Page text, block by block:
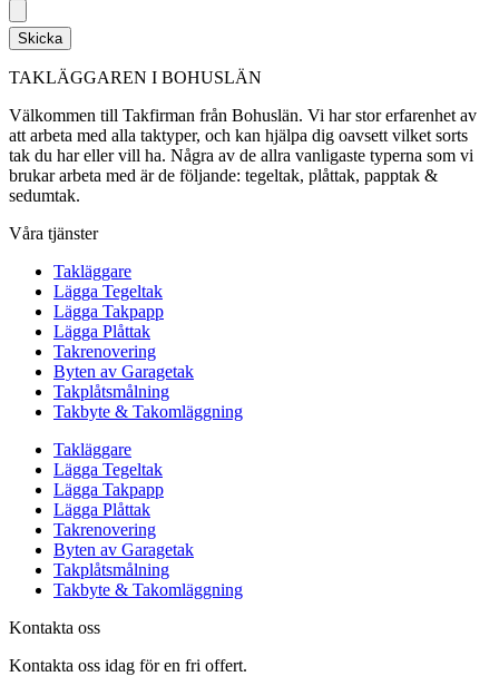
Skicka
TAKLÄGGAREN I BOHUSLÄN
Välkommen till Takfirman från Bohuslän. Vi har stor erfarenhet av
att arbeta med alla taktyper, och kan hjälpa dig oavsett vilket sorts
tak du har eller vill ha. Några av de allra vanligaste typerna som vi
brukar arbeta med är de följande: tegeltak, plåttak, papptak &
sedumtak.
Våra tjänster
Takläggare
Lägga Tegeltak
Lägga Takpapp
Lägga Plåttak
Takrenovering
Byten av Garagetak
Takplåtsmålning
Takbyte & Takomläggning
Takläggare
Lägga Tegeltak
Lägga Takpapp
Lägga Plåttak
Takrenovering
Byten av Garagetak
Takplåtsmålning
Takbyte & Takomläggning
Kontakta oss
Kontakta oss idag för en fri offert.